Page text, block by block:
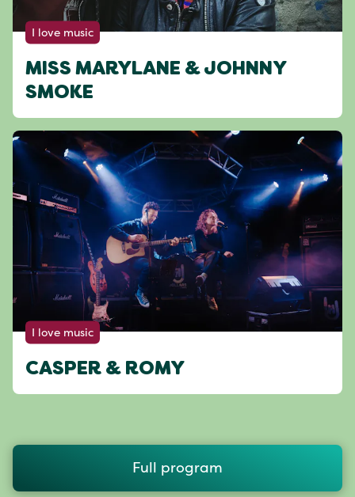
I love music
MISS MARYLANE & JOHNNY
SMOKE
I love music
CASPER & ROMY
Full program